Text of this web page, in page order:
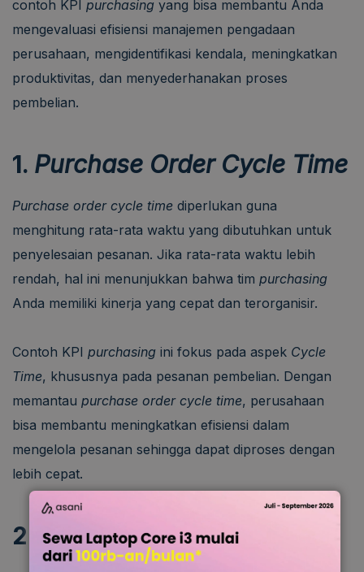
contoh KPI purchasing yang bisa membantu Anda
mengevaluasi efisiensi manajemen pengadaan
perusahaan, mengidentifikasi kendala, meningkatkan
produktivitas, dan menyederhanakan proses
pembelian.
1. Purchase Order Cycle Time
Purchase order cycle time diperlukan guna
menghitung rata-rata waktu yang dibutuhkan untuk
penyelesaian pesanan. Jika rata-rata waktu lebih
rendah, hal ini menunjukkan bahwa tim purchasing
Anda memiliki kinerja yang cepat dan terorganisir.
Contoh KPI purchasing ini fokus pada aspek Cycle
Time, khususnya pada pesanan pembelian. Dengan
memantau purchase order cycle time, perusahaan
bisa membantu meningkatkan efisiensi dalam
mengelola pesanan sehingga dapat diproses dengan
lebih cepat.
2. Biaya Pesanan Pembelian